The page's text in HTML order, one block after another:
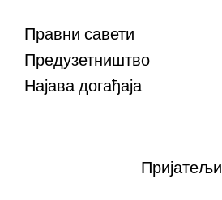
Правни савети
Предузетништво
Најава догађаја
Пријатељи